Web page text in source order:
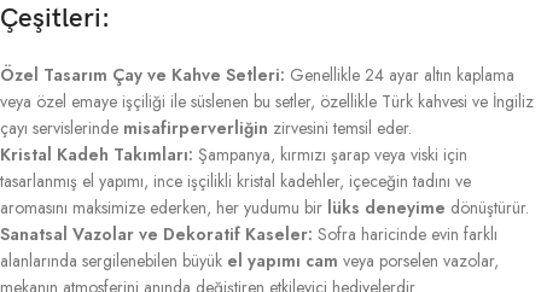
Çeşitleri:
Özel Tasarım Çay ve Kahve Setleri: Genellikle 24 ayar altın kaplama
veya özel emaye işçiliği ile süslenen bu setler, özellikle Türk kahvesi ve İngiliz
çayı servislerinde misafirperverliğin zirvesini temsil eder.
Kristal Kadeh Takımları: Şampanya, kırmızı şarap veya viski için
tasarlanmış el yapımı, ince işçilikli kristal kadehler, içeceğin tadını ve
aromasını maksimize ederken, her yudumu bir lüks deneyime dönüştürür.
Sanatsal Vazolar ve Dekoratif Kaseler: Sofra haricinde evin farklı
alanlarında sergilenebilen büyük el yapımı cam veya porselen vazolar,
mekanın atmosferini anında değiştiren etkileyici hediyelerdir.